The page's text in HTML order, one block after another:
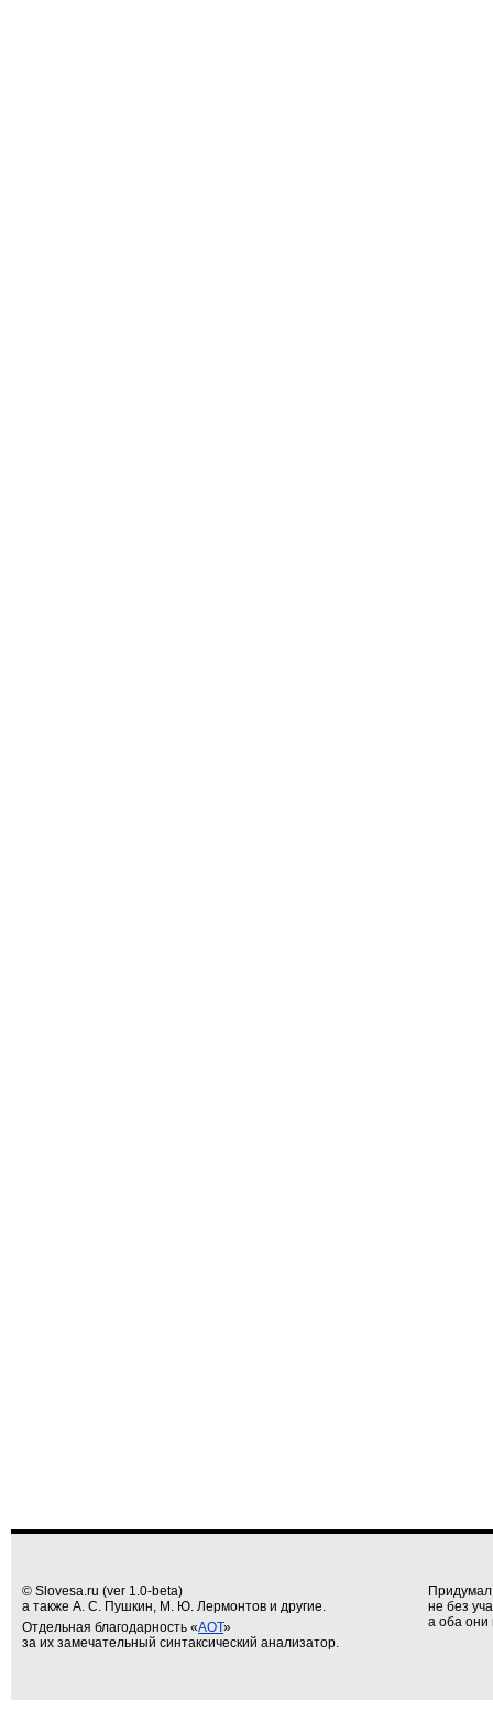
© Slovesa.ru (ver 1.0-beta)
а также А. С. Пушкин, М. Ю. Лермонтов и другие.
Отдельная благодарность «АОТ»
за их замечательный синтаксический анализатор.
не без
а оба они